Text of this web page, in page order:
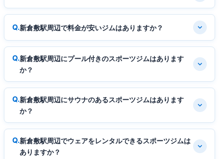
新倉敷駅周辺で料金が安いジムはありますか？
新倉敷駅周辺にプール付きのスポーツジムはあります
か？
新倉敷駅周辺にサウナのあるスポーツジムはあります
か？
新倉敷駅周辺でウェアをレンタルできるスポーツジムは
ありますか？